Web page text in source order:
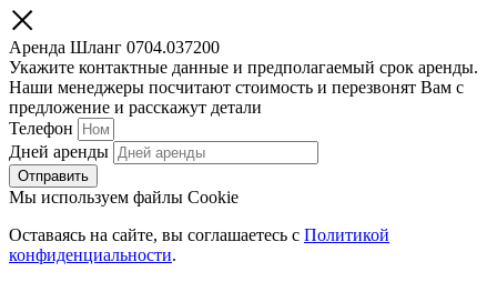
Аренда Шланг 0704.037200
Укажите контактные данные и предполагаемый срок аренды.
Наши менеджеры посчитают стоимость и перезвонят Вам с
предложение и расскажут детали
Телефон
Дней аренды
Отправить
Мы используем файлы Cookie
Оставаясь на сайте, вы соглашаетесь c Политикой
конфиденциальности.